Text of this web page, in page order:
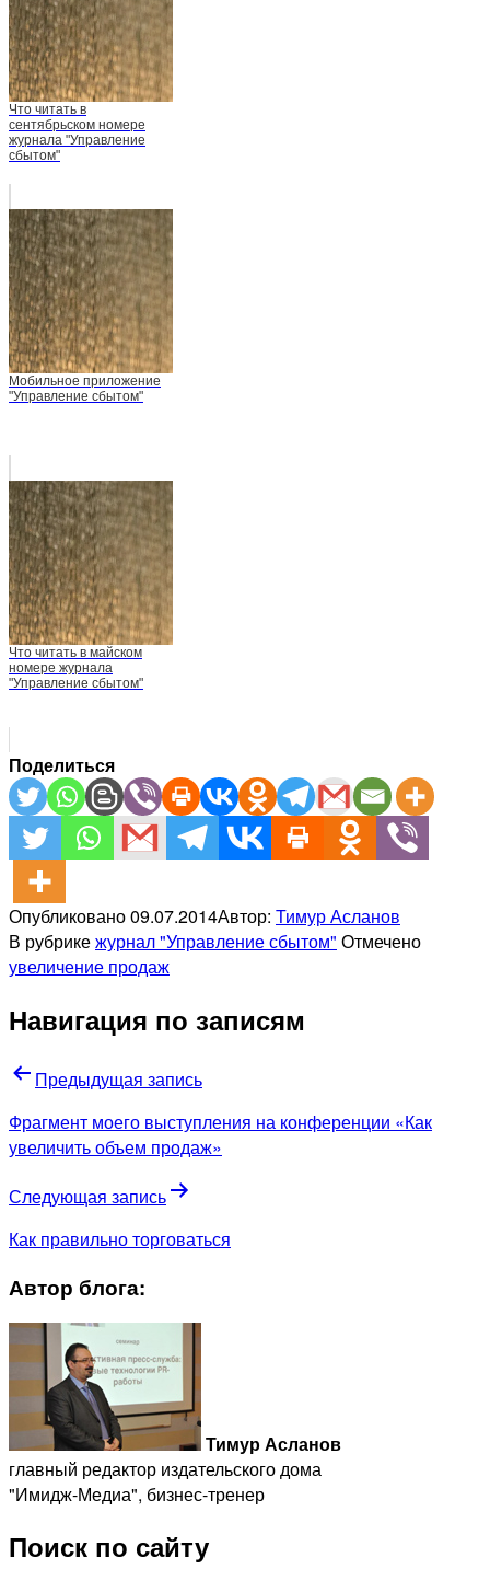
Что читать в
сентябрьском номере
журнала "Управление
сбытом"
Мобильное приложение
"Управление сбытом"
Что читать в майском
номере журнала
"Управление сбытом"
Поделиться
Опубликовано09.07.2014Автор: Тимур Асланов
В рубрикежурнал "Управление сбытом" Отмечено
увеличение продаж
Навигация по записям
Предыдущая запись
Фрагмент моего выступления на конференции «Как
увеличить объем продаж»
Следующая запись
Как правильно торговаться
Автор блога:
Тимур Асланов
главный редактор издательского дома
"Имидж-Медиа", бизнес-тренер
Поиск по сайту